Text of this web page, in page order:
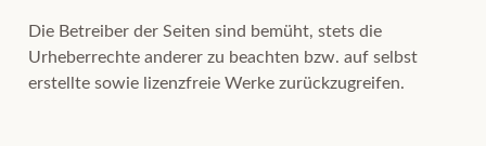
Die Betreiber der Seiten sind bemüht, stets die
Urheberrechte anderer zu beachten bzw. auf selbst
erstellte sowie lizenzfreie Werke zurückzugreifen.